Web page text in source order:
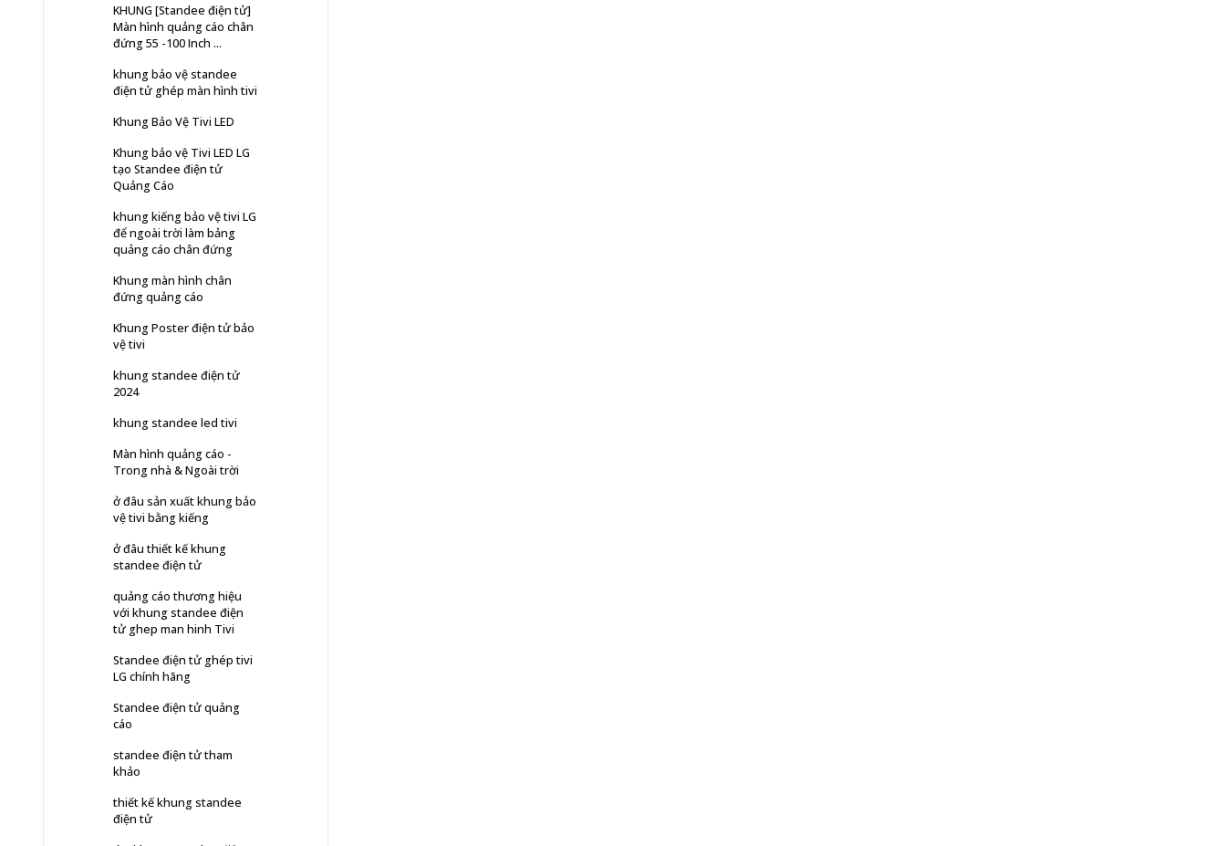
KHUNG [Standee điện tử]
Màn hình quảng cáo chân
đứng 55 -100 Inch ...
khung bảo vệ standee
điện tử ghép màn hình tivi
Khung Bảo Vệ Tivi LED
Khung bảo vệ Tivi LED LG
tạo Standee điện tử
Quảng Cáo
khung kiếng bảo vệ tivi LG
để ngoài trời làm bảng
quảng cáo chân đứng
Khung màn hình chân
đứng quảng cáo
Khung Poster điện tử bảo
vệ tivi
khung standee điện tử
2024
khung standee led tivi
Màn hình quảng cáo -
Trong nhà & Ngoài trời
ở đâu sản xuất khung bảo
vệ tivi bằng kiếng
ở đâu thiết kế khung
standee điện tử
quảng cáo thương hiệu
với khung standee điện
tử ghep man hinh Tivi
Standee điện tử ghép tivi
LG chính hãng
Standee điện tử quảng
cáo
standee điện tử tham
khảo
thiết kế khung standee
điện tử